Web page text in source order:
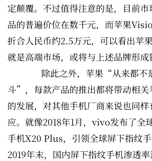
定颠覆。不过值得注意的是，目前
品的普遍价位在数千元，而苹果
折合人民币约2.5万元，可以看出苹
就是高端市场，或将与上述品牌形成
除此之外，苹果“从来都不
斗”，每款产品的推出都将带动相关
的发展，对其他手机厂商来说也同
应。就像2018年1月，vivo发布了全
手机X20 Plus，引领全球屏下指纹
2019年末，国内屏下指纹手机渗透